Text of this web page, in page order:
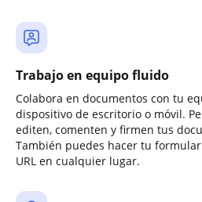
Trabajo en equipo fluido
Colabora en documentos con tu
dispositivo de escritorio o móvil.
editen, comenten y firmen tus
También puedes hacer tu
URL en cualquier lugar.